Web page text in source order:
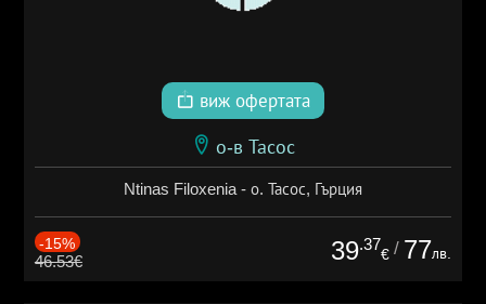
виж офертата
о-в Тасос
Ntinas Filoxenia - о. Тасос, Гърция
-15%
46.53€ 39.37
€ / 77лв.